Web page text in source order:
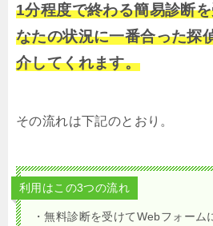
1分程度で終わる簡易診断
なたの状況に一番合った探
介してくれます。
その流れは下記のとおり。
利用はこの3つの流れ
・無料診断を受けてWebフォーム